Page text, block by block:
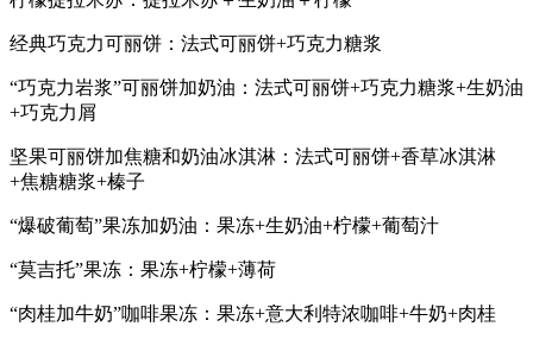
经典巧克力可丽饼：法式可丽饼+巧克力糖浆
“巧克力岩浆”可丽饼加奶油：法式可丽饼+巧克力糖浆+生奶油
+巧克力屑
坚果可丽饼加焦糖和奶油冰淇淋：法式可丽饼+香草冰淇淋
+焦糖糖浆+榛子
“爆破葡萄”果冻加奶油：果冻+生奶油+柠檬+葡萄汁
“莫吉托”果冻：果冻+柠檬+薄荷
“肉桂加牛奶”咖啡果冻：果冻+意大利特浓咖啡+牛奶+肉桂